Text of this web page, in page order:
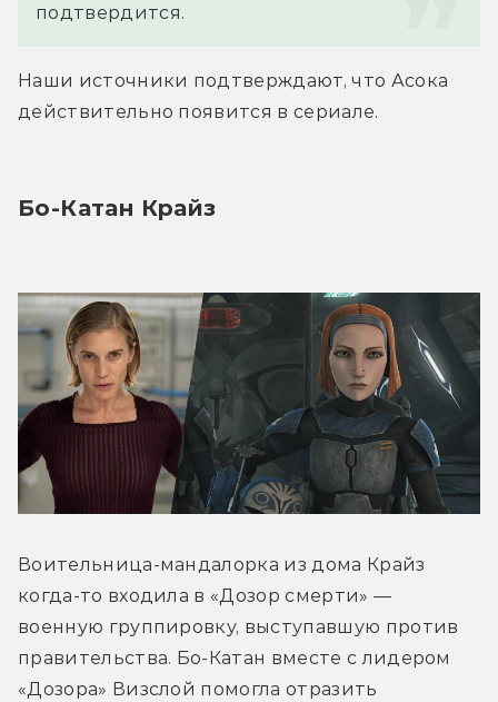
подтвердится.
Наши источники подтверждают, что Асока
действительно появится в сериале.
Бо-Катан Крайз
Воительница-мандалорка из дома Крайз
когда-то входила в «Дозор смерти» —
военную группировку, выступавшую против
правительства. Бо-Катан вместе с лидером
«Дозора» Визслой помогла отразить